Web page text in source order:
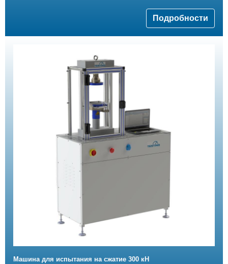
Подробности
Машина для испытания на сжатие 300 кН